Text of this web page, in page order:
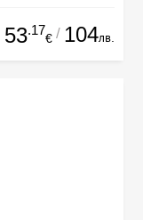
53.17
€ / 104лв.